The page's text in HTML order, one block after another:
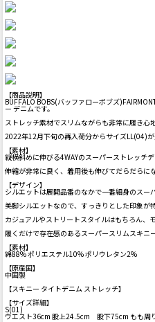
【商品説明】
BUFFALO BOBS(バッファローボブズ
ー デニムです。
ストレッチ素材でスリムながらも非常に履き心
2022年12月下旬の再入荷分からサイズLL(04)が
【素材】
縦横斜めに伸びる4WAYのスーパーストレッチデ
伸縮が非常に良く、着用後も伸びてだらだらに
【デザイン】
シルエットは展開品番のなかで一番細身のスー
美脚シルエットなので、すっきりとした印象が
カジュアルやストリートスタイルはもちろん、
履くだけで存在感のあるスーパースリムスキニ
【素材】
綿88% ポリエステル10% ポリウレタン2%
【原産国】
中国製
【スキニー タイトデニム ストレッチ】
【サイズ詳細】
S(01)
ウエスト36cm 股上24.5cm 股下75cm もも